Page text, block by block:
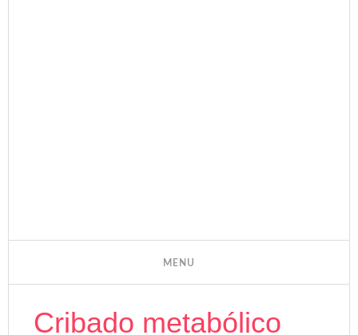
Cribado metabólico